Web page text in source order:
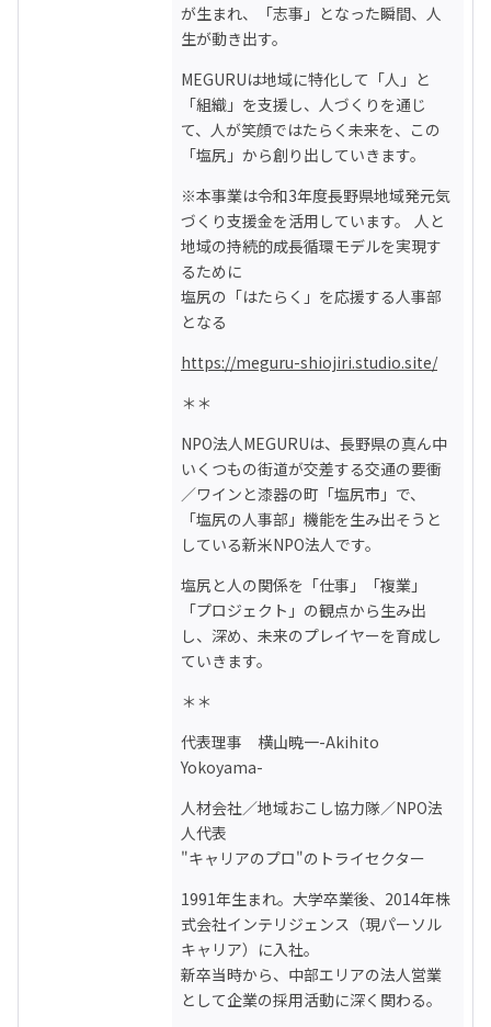
が生まれ、「志事」となった瞬間、人
生が動き出す。
MEGURUは地域に特化して「人」と
「組織」を支援し、人づくりを通じ
て、人が笑顔ではたらく未来を、この
「塩尻」から創り出していきます。
※本事業は令和3年度長野県地域発元気
づくり支援金を活用しています。 人と
地域の持続的成長循環モデルを実現す
るために
塩尻の「はたらく」を応援する人事部
となる
https://meguru-shiojiri.studio.site/
＊＊
NPO法人MEGURUは、長野県の真ん中
いくつもの街道が交差する交通の要衝
／ワインと漆器の町「塩尻市」で、
「塩尻の人事部」機能を生み出そうと
している新米NPO法人です。
塩尻と人の関係を「仕事」「複業」
「プロジェクト」の観点から生み出
し、深め、未来のプレイヤーを育成し
ていきます。
＊＊
代表理事　横山暁一-Akihito
Yokoyama-
人材会社／地域おこし協力隊／NPO法
人代表
"キャリアのプロ"のトライセクター
1991年生まれ。大学卒業後、2014年株
式会社インテリジェンス（現パーソル
キャリア）に入社。
新卒当時から、中部エリアの法人営業
として企業の採用活動に深く関わる。